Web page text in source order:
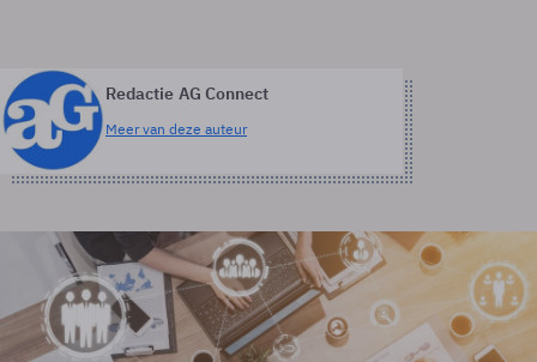
Redactie AG Connect
Meer van deze auteur